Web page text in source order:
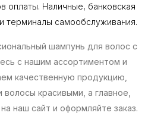
оплаты. Наличные, банковская
терминалы самообслуживания.
шампунь для волос с
с нашим ассортиментом и
качественную продукцию,
красивыми, а главное,
наш сайт и оформляйте заказ.